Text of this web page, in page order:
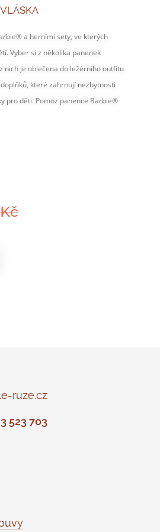
a herními sety, ve kterých
Vyber si z několika panenek
nich je oblečena do ležérního outfitu
které zahrnují nezbytnosti
pro děti. Pomoz panence Barbie®
ruze.cz
523 703